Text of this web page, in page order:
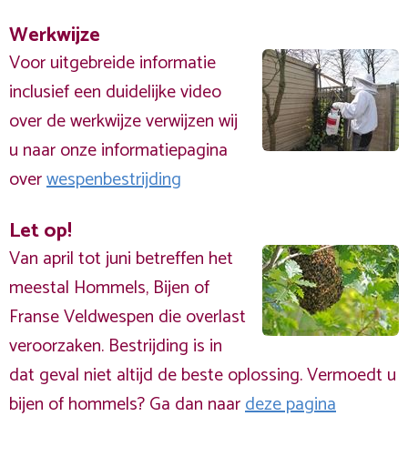
Werkwijze
Voor uitgebreide informatie
inclusief een duidelijke video
over de werkwijze verwijzen wij
u naar onze informatiepagina
overwespenbestrijding
Let op!
Van april tot juni betreffen het
meestal Hommels, Bijen of
Franse Veldwespen die overlast
veroorzaken. Bestrijding is in
dat geval niet altijd de beste oplossing. Vermoedt u
bijen of hommels? Ga dan naardeze pagina